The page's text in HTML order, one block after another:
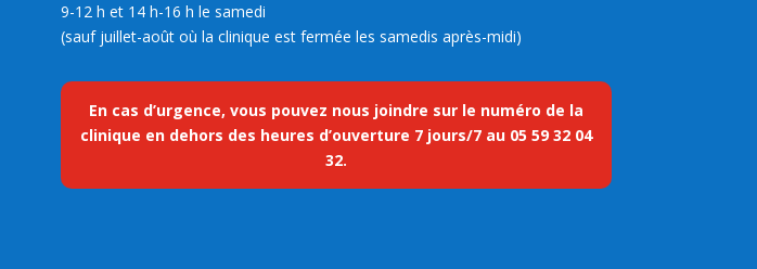
9-12 h et 14 h-16 h le samedi
(sauf juillet-août où la clinique est fermée les samedis après-midi)
En cas d’urgence, vous pouvez nous joindre sur le numéro de la
clinique en dehors des heures d’ouverture 7 jours/7 au 05 59 32 04
32.